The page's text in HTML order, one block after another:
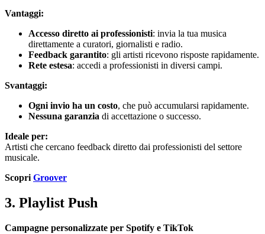
Vantaggi:
Accesso diretto ai professionisti: invia la tua musica
direttamente a curatori, giornalisti e radio.
Feedback garantito: gli artisti ricevono risposte rapidamente.
Rete estesa: accedi a professionisti in diversi campi.
Svantaggi:
Ogni invio ha un costo, che può accumularsi rapidamente.
Nessuna garanzia di accettazione o successo.
Ideale per:
Artisti che cercano feedback diretto dai professionisti del settore
musicale.
ScopriGroover
3. Playlist Push
Campagne personalizzate per Spotify e TikTok